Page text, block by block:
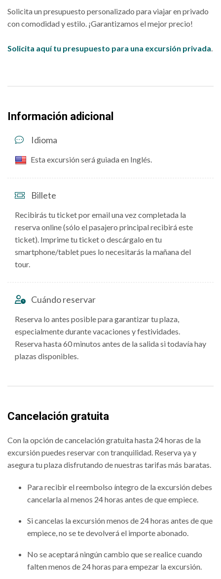
Solicita un presupuesto personalizado para viajar en privado
con comodidad y estilo. ¡Garantizamos el mejor precio!
Solicita aquí tu presupuesto para una excursión privada
Información adicional
Idioma
Esta excursión será guiada en Inglés.
Billete
Recibirás tu ticket por email una vez completada la
reserva online (sólo el pasajero principal recibirá este
ticket). Imprime tu ticket o descárgalo en tu
smartphone/tablet pues lo necesitarás la mañana del
tour.
Cuándo reservar
Reserva lo antes posible para garantizar tu plaza,
especialmente durante vacaciones y festividades.
Reserva hasta 60 minutos antes de la salida si todavía hay
plazas disponibles.
Cancelación gratuita
Con la opción de cancelación gratuita hasta 24 horas de la
excursión puedes reservar con tranquilidad. Reserva ya y
asegura tu plaza disfrutando de nuestras tarifas más baratas.
Para recibir el reembolso íntegro de la excursión debes
cancelarla al menos 24 horas antes de que empiece.
Si cancelas la excursión menos de 24 horas antes de que
empiece, no se te devolverá el importe abonado.
No se aceptará ningún cambio que se realice cuando
falten menos de 24 horas para empezar la excursión.